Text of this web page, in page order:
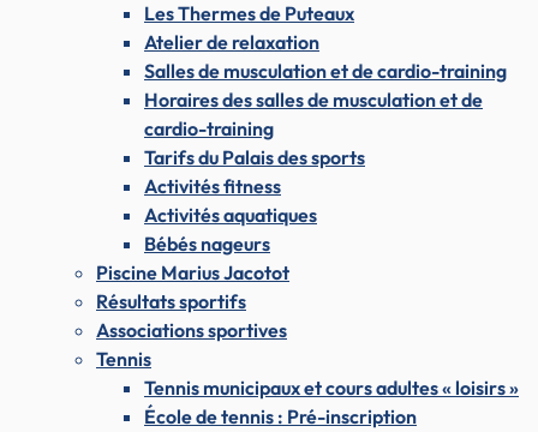
Les Thermes de Puteaux
Atelier de relaxation
Salles de musculation et de cardio-training
Horaires des salles de musculation et de
cardio-training
Tarifs du Palais des sports
Activités fitness
Activités aquatiques
Bébés nageurs
Piscine Marius Jacotot
Résultats sportifs
Associations sportives
Tennis
Tennis municipaux et cours adultes « loisirs »
École de tennis : Pré-inscription